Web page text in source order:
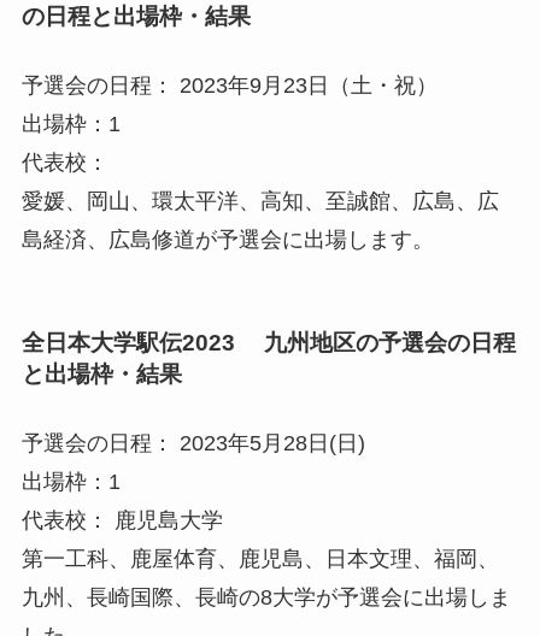
の日程と出場枠・結果
予選会の日程： 2023年9月23日（土・祝）
出場枠：1
代表校：
愛媛、岡山、環太平洋、高知、至誠館、広島、広
島経済、広島修道が予選会に出場します。
全日本大学駅伝2023 九州地区の予選会の日程
と出場枠・結果
予選会の日程： 2023年5月28日(日)
出場枠：1
代表校： 鹿児島大学
第一工科、鹿屋体育、鹿児島、日本文理、福岡、
九州、長崎国際、長崎の8大学が予選会に出場しま